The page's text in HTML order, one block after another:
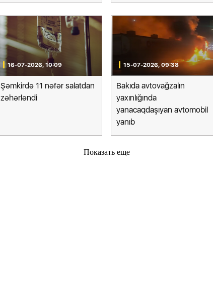
16-07-2026, 10:09
Şəmkirdə 11 nəfər salatdan
zəhərləndi
15-07-2026, 09:38
Bakıda avtovağzalın
yaxınlığında
yanacaqdaşıyan avtomobil
yanıb
Показать еще